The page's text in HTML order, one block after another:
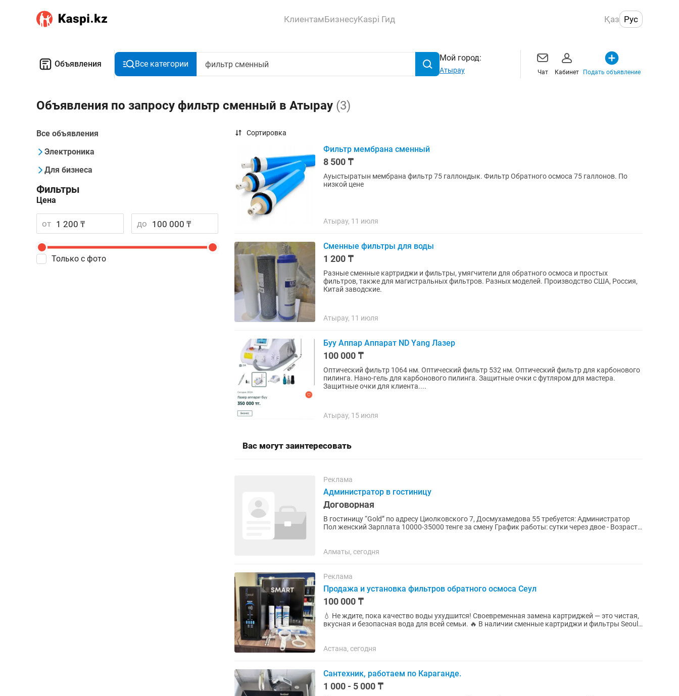
КлиентамБизнесуKaspi Гид Қаз Рус
Объявления Все категории
Мой город:
Атырау Чат Кабинет Подать объявление
Объявления по запросу фильтр сменный в Атырау (3)
Все объявления
Электроника
Для бизнеса
Фильтры
Цена
от до
Только с фото
Сортировка
Фильтр мембрана сменный
8 500 ₸
Ауыстыратын мембрана фильтр 75 галлондык. Фильтр Обратного осмоса 75 галлонов. По
низкой цене
Атырау, 11 июля
Сменные фильтры для воды
1 200 ₸
Разные сменные картриджи и фильтры, умягчители для обратного осмоса и простых
фильтров, также для магистральных фильтров. Разных моделей. Производство США, Россия,
Китай заводские.
Атырау, 11 июля
Буу Аппар Аппарат ND Yang Лазер
100 000 ₸
Оптический фильтр 1064 нм. Оптический фильтр 532 нм. Оптический фильтр для карбонового
пилинга. Нано-гель для карбонового пилинга. Защитные очки с футляром для мастера.
Защитные очки для клиента....
Атырау, 15 июля
Вас могут заинтересовать
Реклама
Администратор в гостиницу
Договорная
В гостиницу “Gold” по адресу Циолковского 7, Досмухамедова 55 требуется: Администратор
Пол женский Зарплата 10000-35000 тенге за смену График работы: сутки через двое - Возраст
Алматы, сегодня
Реклама
Продажа и установка фильтров обратного осмоса Сеул
100 000 ₸
💧 Не ждите, пока качество воды ухудшится! Своевременная замена картриджей — это чистая,
вкусная и безопасная вода для всей семьи. 🔥 В наличии сменные картриджи и фильтры Seoul
Астана, сегодня
Сантехник, работаем по Караганде.
1 000 - 5 000 ₸